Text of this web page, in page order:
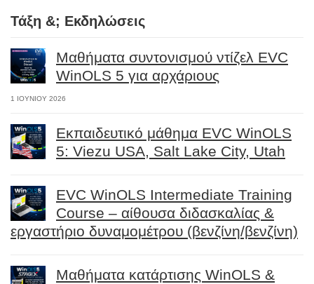
Τάξη &; Εκδηλώσεις
Μαθήματα συντονισμού ντίζελ EVC
WinOLS 5 για αρχάριους
1 ΙΟΥΝΊΟΥ 2026
Εκπαιδευτικό μάθημα EVC WinOLS
5: Viezu USA, Salt Lake City, Utah
EVC WinOLS Intermediate Training
Course – αίθουσα διδασκαλίας &
εργαστήριο δυναμομέτρου (βενζίνη/βενζίνη)
Μαθήματα κατάρτισης WinOLS &